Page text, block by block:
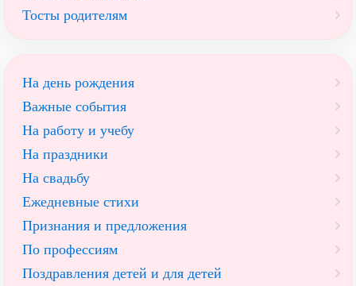
Тосты родителям
На день рождения
Важные события
На работу и учебу
На праздники
На свадьбу
Ежедневные стихи
Признания и предложения
По профессиям
Поздравления детей и для детей